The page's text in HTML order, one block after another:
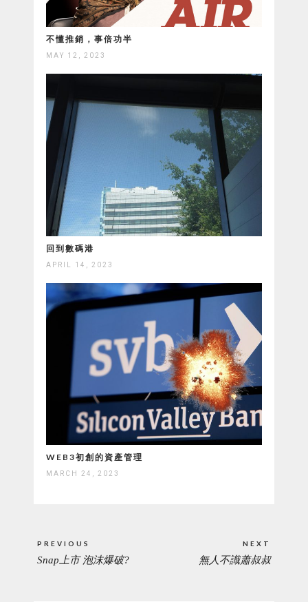
不懂推銷，事倍功半
MAY 12, 2023
回到數碼港
APRIL 14, 2023
WEB3初創的資產管理
MARCH 24, 2023
navigation
PREVIOUS
PREVIOUS
Snap上市 泡沫爆破?
NEXT
無人不識蕭叔叔